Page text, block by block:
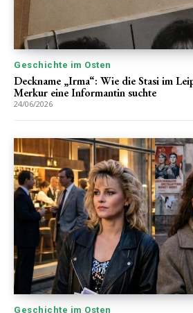
Geschichte im Osten
Deckname „Irma“: Wie die Stasi im
Merkur eine Informantin suchte
24/06/2026
Geschichte im Osten